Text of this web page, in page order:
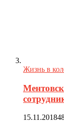
Жизнь в
15.11.2018